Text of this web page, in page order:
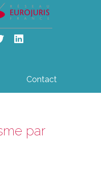
Contact
par